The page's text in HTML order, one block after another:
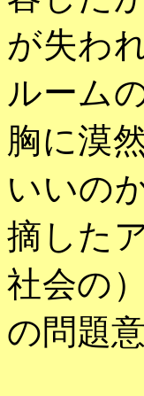
が失わ
ルーム
胸に漠
いいの
摘した
社会の
の問題